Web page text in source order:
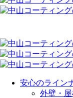
安心のライン
外壁・